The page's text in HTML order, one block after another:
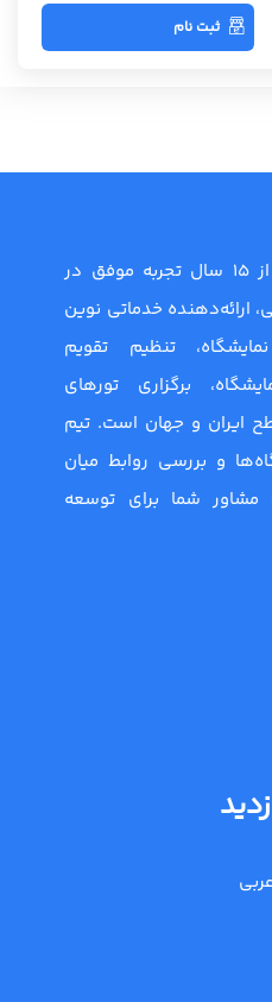
ثبت نام
شرکت نمایشگاه سازان با بیش از 15 سال تجربه موفق در
ارائه‌دهنده خدماتی نوین
تنظیم تقویم
برگزاری تورهای
ایران و جهان است. تیم
و بررسی روابط میان
شما برای توسعه